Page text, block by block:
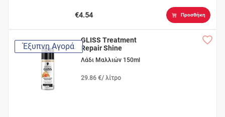
€4.54 Προσθήκη
Έξυπνη Αγορά
GLISS Treatment
Repair Shine
Λάδι Μαλλιών 150ml
29.86 €/ λίτρο